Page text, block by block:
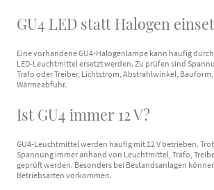
GU4 LED statt Halogen
Eine vorhandene GU4-Halogenlampe kann häufig
LED-Leuchtmittel ersetzt werden. Zu prüfen sind
Trafo oder Treiber, Lichtstrom, Abstrahlwinkel,
Wärmeabfuhr.
Ist GU4 immer 12 V?
GU4-Leuchtmittel werden häufig mit 12 V betrieben.
Spannung immer anhand von Leuchtmittel, Trafo,
geprüft werden. Besonders bei Bestandsanlagen
Betriebsarten vorkommen.